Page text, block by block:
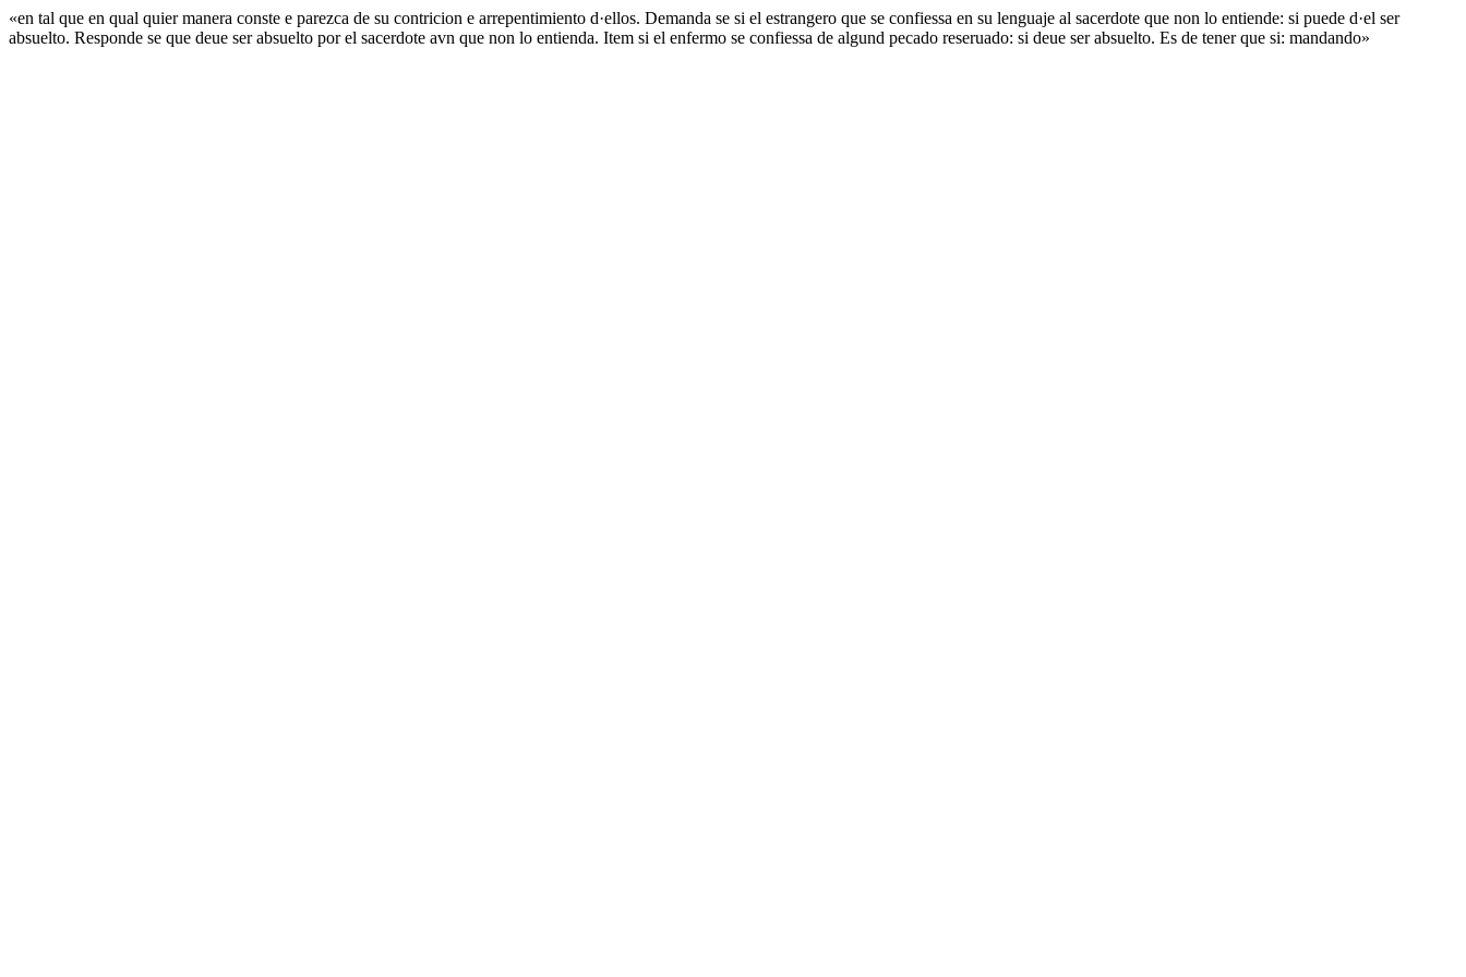
«en tal que en qual quier manera conste e parezca de su contricion e arrepentimiento d·ellos. Demanda se si el estrangero que se confiessa en su lenguaje al sacerdote que non lo entiende: si puede d·el ser
absuelto. Responde se que deue ser absuelto por el sacerdote avn que non lo entienda. Item si el enfermo se confiessa de algund pecado reseruado: si deue ser absuelto. Es de tener que si: mandando»